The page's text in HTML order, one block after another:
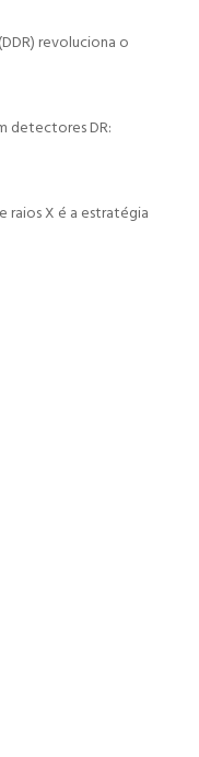
revoluciona o
detectores DR:
X é a estratégia